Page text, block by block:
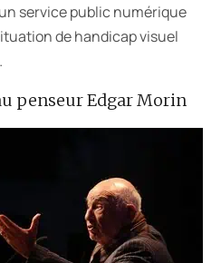
penseur Edgar Morin
service public numérique
de handicap visuel